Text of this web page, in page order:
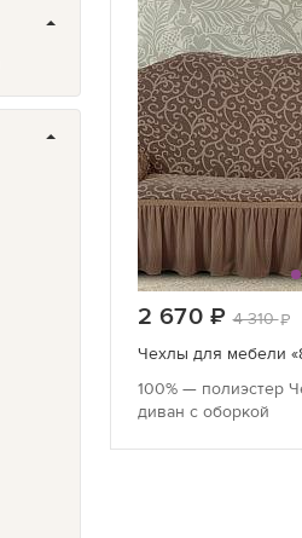
2 670 руб.
4 310
Чехлы для мебели
100% — полиэстер
диван с оборкой